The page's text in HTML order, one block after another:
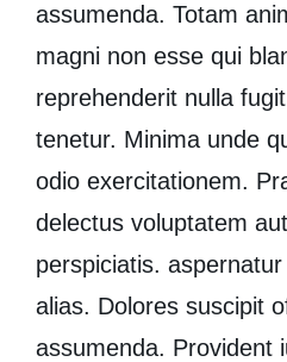
assumenda. Totam
magni non esse qui
reprehenderit nulla
tenetur. Minima unde
odio exercitationem.
delectus voluptatem
perspiciatis.
alias. Dolores suscipit
assumenda. Provident